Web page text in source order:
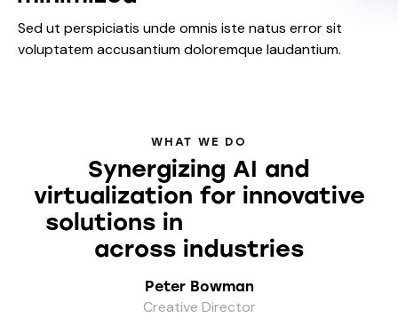
Sed ut perspiciatis unde omnis iste natus error sit
voluptatem accusantium doloremque laudantium.
WHAT WE DO
Synergizing AI and
virtualization for innovative
solutions in
across industries
Peter Bowman
Creative Director